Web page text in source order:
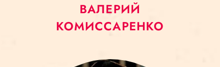
ВАЛЕРИЙ
КОМИССАРЕНКО